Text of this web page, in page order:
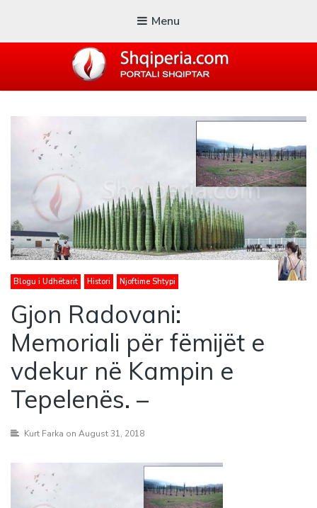
Menu
Blogu i ShqiperiaCom
Blogu i Udhëtarit Histori Njoftime Shtypi
Gjon Radovani:
Memoriali për fëmijët e
vdekur në Kampin e
Tepelenës. –
Kurt Farka on August 31, 2018